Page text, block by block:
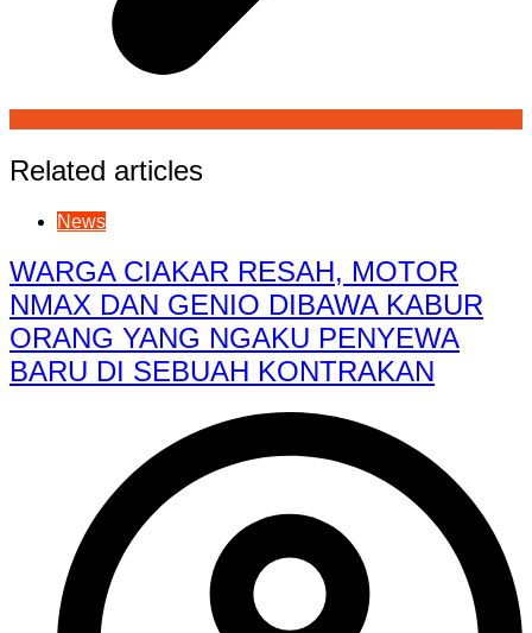
Related articles
News
WARGA CIAKAR RESAH, MOTOR
NMAX DAN GENIO DIBAWA KABUR
ORANG YANG NGAKU PENYEWA
BARU DI SEBUAH KONTRAKAN